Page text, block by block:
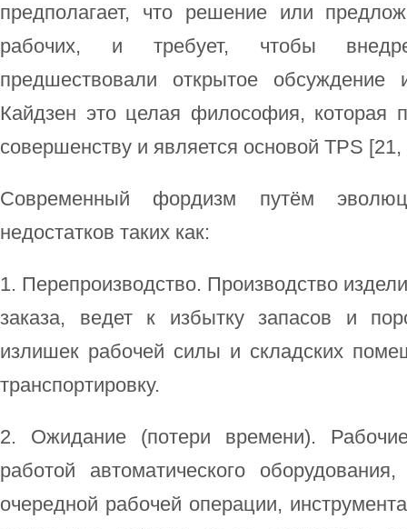
предполагает, что решение или
рабочих, и требует, чтобы
предшествовали открытое обсуждение
Кайдзен это целая философия, которая
совершенству и является основой TPS [21,
Современный фордизм путём
недостатков таких как:
1. Перепроизводство. Производство
заказа, ведет к избытку запасов и
излишек рабочей силы и складских
транспортировку.
2. Ожидание (потери времени).
работой автоматического
очередной рабочей операции,